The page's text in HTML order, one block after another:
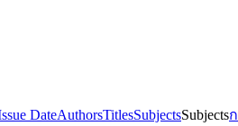
DateAuthorsTitlesSubjectsSubjects